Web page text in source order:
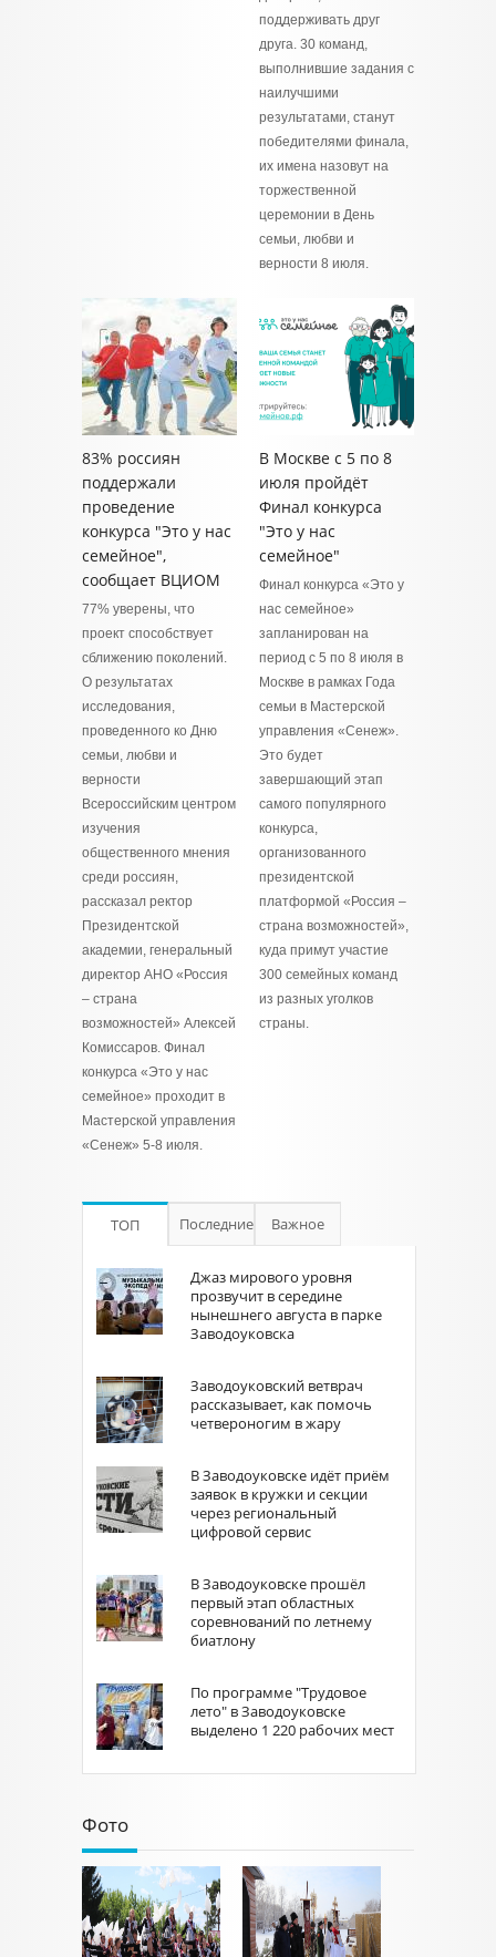
поддерживать друг
друга. 30 команд,
выполнившие задания с
наилучшими
результатами, станут
победителями финала,
их имена назовут на
торжественной
церемонии в День
семьи, любви и
верности 8 июля.
83% россиян
поддержали
проведение
конкурса "Это у нас
семейное",
сообщает ВЦИОМ
77% уверены, что
проект способствует
сближению поколений.
О результатах
исследования,
проведенного ко Дню
семьи, любви и
верности
Всероссийским центром
изучения
общественного мнения
среди россиян,
рассказал ректор
Президентской
академии, генеральный
директор АНО «Россия
– страна
возможностей» Алексей
Комиссаров. Финал
конкурса «Это у нас
семейное» проходит в
Мастерской управления
«Сенеж» 5-8 июля.
В Москве с 5 по 8
июля пройдёт
Финал конкурса
"Это у нас
семейное"
Финал конкурса «Это у
нас семейное»
запланирован на
период с 5 по 8 июля в
Москве в рамках Года
семьи в Мастерской
управления «Сенеж».
Это будет
завершающий этап
самого популярного
конкурса,
организованного
президентской
платформой «Россия –
страна возможностей»,
куда примут участие
300 семейных команд
из разных уголков
страны.
ТОП Последние Важное
Джаз мирового уровня
прозвучит в середине
нынешнего августа в парке
Заводоуковска
Заводоуковский ветврач
рассказывает, как помочь
четвероногим в жару
В Заводоуковске идёт приём
заявок в кружки и секции
через региональный
цифровой сервис
В Заводоуковске прошёл
первый этап областных
соревнований по летнему
биатлону
По программе "Трудовое
лето" в Заводоуковске
выделено 1 220 рабочих мест
Фото